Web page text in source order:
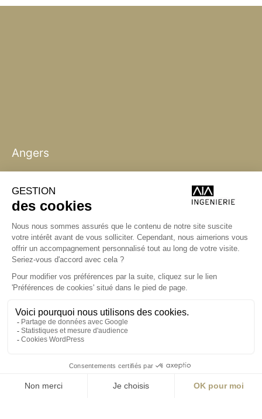
Angers
Bordeaux
Lyon
Paris
Angers
La Station A,
14 boulevard Yvonne Poirel
49000 Angers
+33 (0)2 41 36 88 50
Écrire
aia.ingenierie.angers@a-
i-a.fr
Visite
ingenierie.aialifedesigners.fr